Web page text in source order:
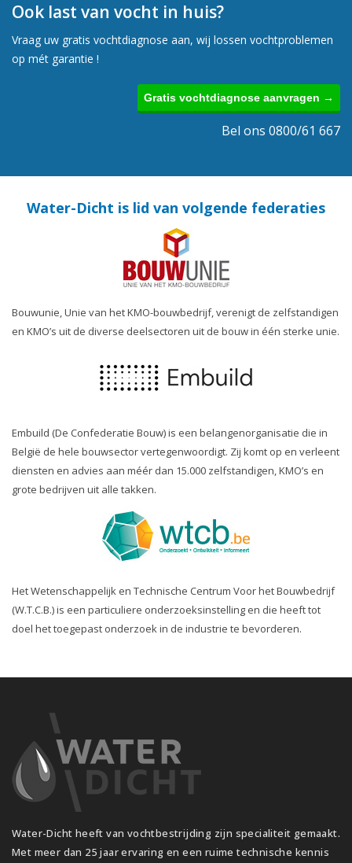
Ook last van vocht in huis?
Vraag uw gratis vochtdiagnose aan, wij lossen vochtproblemen
op mét garantie !
Gratis vochtdiagnose aanvragen →
Bel ons 0800/61 667
Water-Dicht is lid van volgende federaties
Bouwunie, Unie van het KMO-bouwbedrijf, verenigt de zelfstandigen
en KMO’s uit de diverse deelsectoren uit de bouw in één sterke unie.
Embuild (De Confederatie Bouw) is een belangenorganisatie die in
België de hele bouwsector vertegenwoordigt. Zij komt op en verleent
diensten en advies aan méér dan 15.000 zelfstandigen, KMO’s en
grote bedrijven uit alle takken.
Het Wetenschappelijk en Technische Centrum Voor het Bouwbedrijf
(W.T.C.B.) is een particuliere onderzoeksinstelling en die heeft tot
doel het toegepast onderzoek in de industrie te bevorderen.
Water-Dicht heeft van vochtbestrijding zijn specialiteit gemaakt.
Met meer dan 25 jaar ervaring en een ruime technische kennis